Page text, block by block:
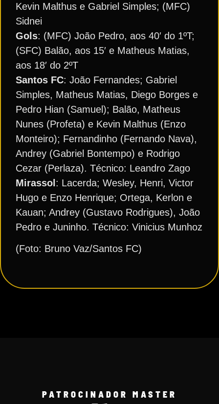
Kevin Malthus e Gabriel Simples; (MFC)
Sidnei
Gols: (MFC) João Pedro, aos 40′ do 1ºT;
(SFC) Balão, aos 15′ e Matheus Matias,
aos 18′ do 2ºT
Santos FC: João Fernandes; Gabriel
Simples, Matheus Matias, Diego Borges e
Pedro Hian (Samuel); Balão, Matheus
Nunes (Profeta) e Kevin Malthus (Enzo
Monteiro); Fernandinho (Fernando Nava),
Andrey (Gabriel Bontempo) e Rodrigo
Cezar (Perlaza). Técnico: Leandro Zago
Mirassol : Lacerda; Wesley, Henri, Victor
Hugo e Enzo Henrique; Ortega, Kerlon e
Kauan; Andrey (Gustavo Rodrigues), João
Pedro e Juninho. Técnico: Vinicius Munhoz
(Foto: Bruno Vaz/Santos FC)
PATROCINADOR MASTER